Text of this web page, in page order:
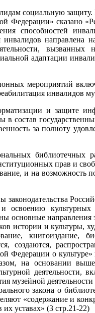
социальную
Федерации» сказано
способностей
инвалидов направлена
вызванных
адаптации
мероприятий
инвалидов
и защите
состав
за полноту
библиотечных
прав и
и на возможность
освоению
основные
истории и культуры,
книгоиздание,
создаются,
Федерации о
на основании
деятельности,
музейной
закона о
«содержание и
уставах» (3 стр.21-22)